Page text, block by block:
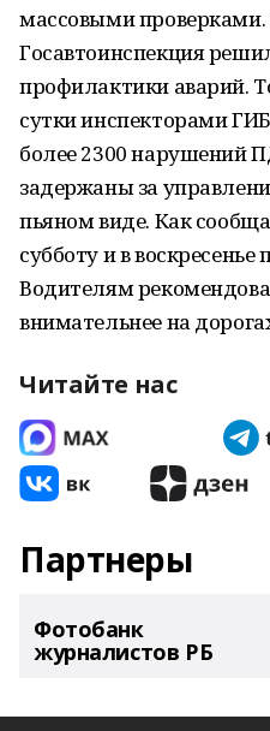
массовыми
Госавтоинспекция
профилактики аварий.
сутки инспекторами
более 2300 нарушений
задержаны за
пьяном виде. Как
субботу и в
Водителям
внимательнее на
Читайте нас
Партнеры
Фотобанк
журналистов РБ